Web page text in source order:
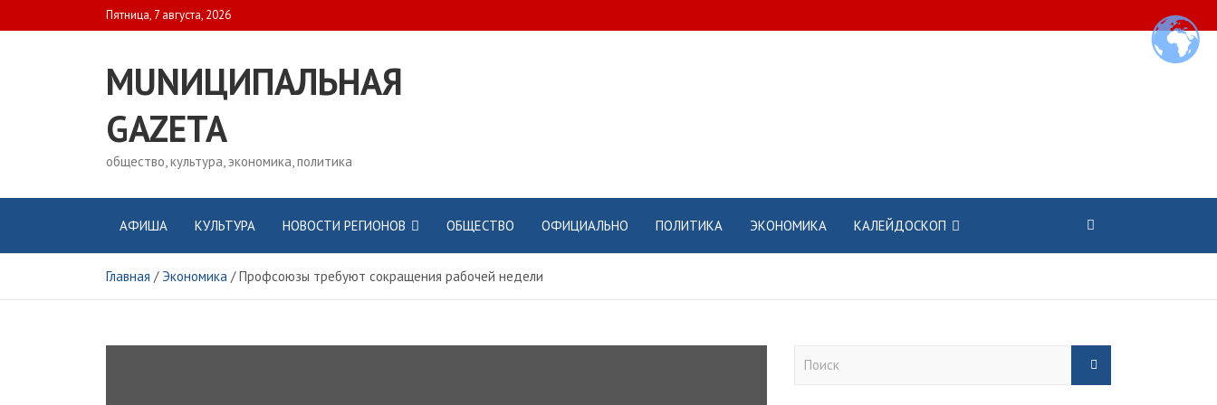
to
Пятница, 7 августа, 2026
MUNИЦИПАЛЬНАЯ
GAZЕТА
общество, культура, экономика, политика
АФИША КУЛЬТУРА НОВОСТИ РЕГИОНОВ ОБЩЕСТВО ОФИЦИАЛЬНО ПОЛИТИКА ЭКОНОМИКА КАЛЕЙДОСКОП
Главная Экономика Профсоюзы требуют сокращения рабочей недели